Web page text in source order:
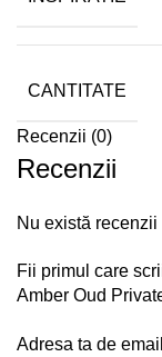
CANTITATE
Recenzii (0)
Recenzii
Nu există recenzii
Fii primul care
Amber Oud
Adresa ta de